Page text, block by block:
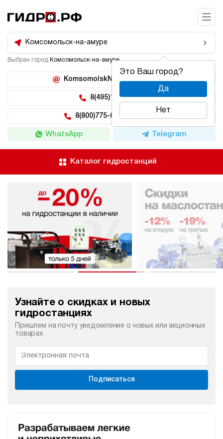
Комсомольск-на-амуре
Это Ваш город?
Да
Нет
Выбран город Комсомольск-на-амуре
KomsomolskNaAmure@hidro.ru
8(495)150-04-62
8(800)775-04-62 доб 222
WhatsApp Telegram
Каталог гидростанций
Узнайте о скидках и новых
гидростанциях
Пришлем на почту уведомление о новых или акционных
товарах
Подписаться